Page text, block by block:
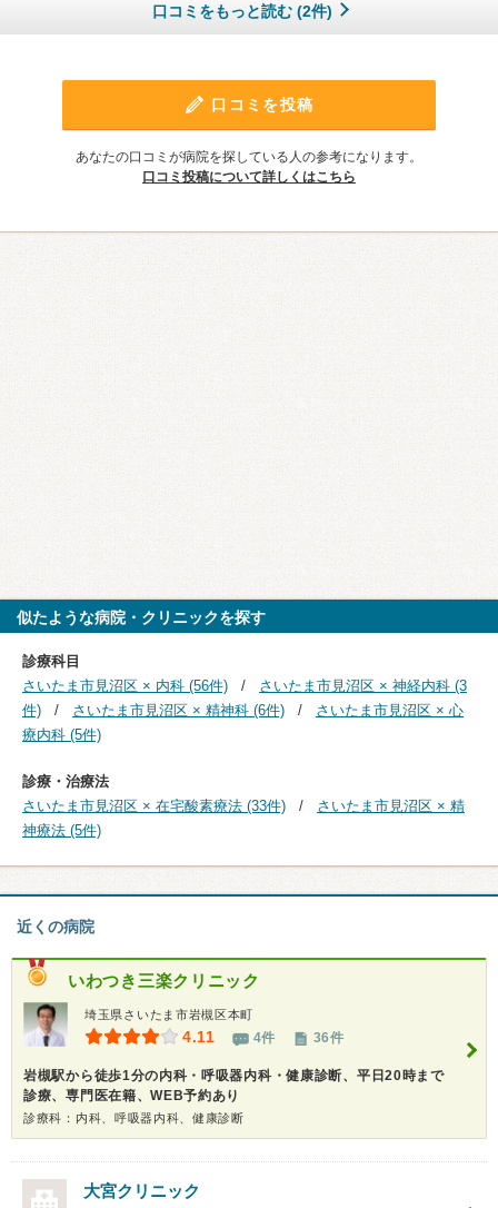
口コミをもっと読む (2件)
口コミを投稿
あなたの口コミが病院を探している人の参考になります。
口コミ投稿について詳しくはこちら
似たような病院・クリニックを探す
診療科目
さいたま市見沼区 × 内科 (56件)
さいたま市見沼区 × 神経内科 (3
件)
さいたま市見沼区 × 精神科 (6件)
さいたま市見沼区 × 心
療内科 (5件)
診療・治療法
さいたま市見沼区 × 在宅酸素療法 (33件)
さいたま市見沼区 × 精
神療法 (5件)
近くの病院
いわつき三楽クリニック
埼玉県さいたま市岩槻区本町
4.11 4件 36件
岩槻駅から徒歩1分の内科・呼吸器内科・健康診断、平日20時まで
診療、専門医在籍、WEB予約あり
診療科：内科、呼吸器内科、健康診断
大宮クリニック